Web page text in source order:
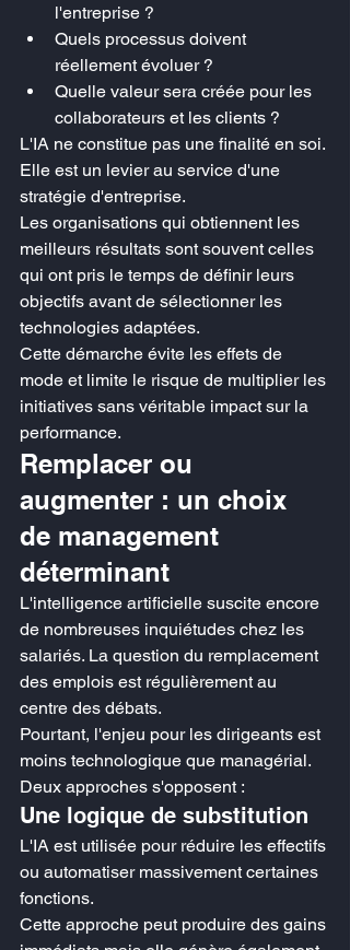
l'entreprise ?
Quels processus doivent
réellement évoluer ?
Quelle valeur sera créée pour les
collaborateurs et les clients ?
L'IA ne constitue pas une finalité en soi.
Elle est un levier au service d'une
stratégie d'entreprise.
Les organisations qui obtiennent les
meilleurs résultats sont souvent celles
qui ont pris le temps de définir leurs
objectifs avant de sélectionner les
technologies adaptées.
Cette démarche évite les effets de
mode et limite le risque de multiplier les
initiatives sans véritable impact sur la
performance.
Remplacer ou
augmenter : un choix
de management
déterminant
L'intelligence artificielle suscite encore
de nombreuses inquiétudes chez les
salariés. La question du remplacement
des emplois est régulièrement au
centre des débats.
Pourtant, l'enjeu pour les dirigeants est
moins technologique que managérial.
Deux approches s'opposent :
Une logique de substitution
L'IA est utilisée pour réduire les effectifs
ou automatiser massivement certaines
fonctions.
Cette approche peut produire des gains